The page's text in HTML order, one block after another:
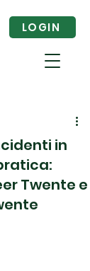
LOGIN
in
Twente e